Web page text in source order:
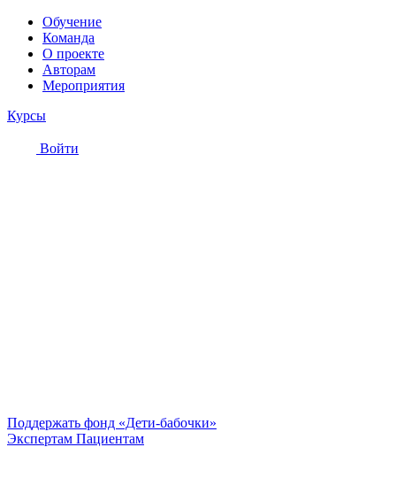
Обучение
Команда
О проекте
Авторам
Мероприятия
Курсы
Войти
Поддержать фонд «Дети-бабочки»
Экспертам Пациентам